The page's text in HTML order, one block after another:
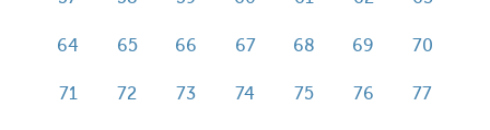
64 65 66 67 68 69 70
71 72 73 74 75 76 77